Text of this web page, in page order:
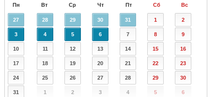
Пн Вт Ср Чт Пт Сб Вс
27 28 29 30 31 1 2
3 4 5 6 7 8 9
10 11 12 13 14 15 16
17 18 19 20 21 22 23
24 25 26 27 28 29 30
31 1 2 3 4 5 6